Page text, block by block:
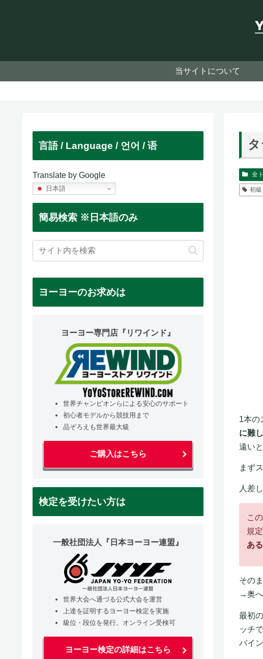
当サイトについて
全
初級
1本の
に難し
遠い
まず
人差
こ
規
ある
その
→奥
最初
ッチ
バイ
言語 / Language / 언어 / 语
Translate by Google
日本語
簡易検索 ※日本語のみ
ヨーヨーのお求めは
ヨーヨー専門店『リワインド』
世界チャンピオンらによる安心のサポート
初心者モデルから競技用まで
品ぞろえも世界最大級
ご購入はこちら
検定を受けたい方は
一般社団法人『日本ヨーヨー連盟』
世界大会へ通づる公式大会を運営
上達を証明するヨーヨー検定を実施
級位・段位を発行。オンライン受検可
ヨーヨー検定の詳細はこちら